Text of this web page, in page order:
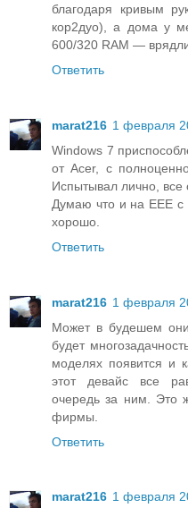
благодаря кривым
кор2дуо), а дома у
600/320 RAM —
Ответить
marat216 1 февраля
Windows 7
от Acer, с
Испытывал лично, все
Думаю что и на EEE c
хорошо.
Ответить
marat216 1 февраля
Может в будешем
будет
моделях появится и
этот девайс все
очередь за ним. Это
фирмы.
Ответить
marat216 1 февраля